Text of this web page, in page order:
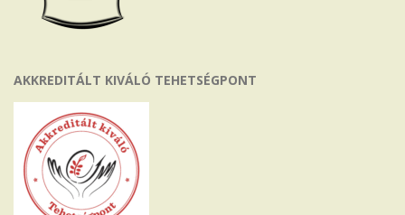
AKKREDITÁLT KIVÁLÓ TEHETSÉGPONT